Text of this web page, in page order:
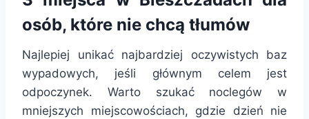
osób, które nie chcą tłumów
Najlepiej unikać najbardziej oczywistych baz
wypadowych, jeśli głównym celem jest
odpoczynek. Warto szukać noclegów w
mniejszych miejscowościach, gdzie dzień nie